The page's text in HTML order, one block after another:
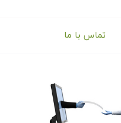
تماس با ما